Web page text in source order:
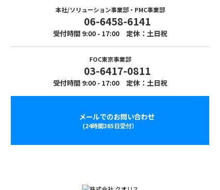
本社/ソリューション事業部・PMC事業部
06-6458-6141
受付時間 9:00 - 17:00 定休：土日祝
FOC東京事業部
03-6417-0811
受付時間 9:00 - 17:00 定休：土日祝
メールでのお問い合わせ
(24時間365日受付）